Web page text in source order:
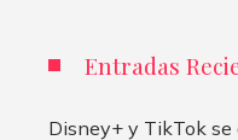
Entradas
Disney+ y TikTok